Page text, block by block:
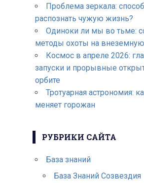
Проблема зеркала:
распознать чужую жизнь?
Одиноки ли мы во тьме:
методы охоты на
Космос в апреле 2026:
запуски и прорывные
орбите
Тротуарная астрономия:
меняет горожан
РУБРИКИ САЙТА
База знаний
База Знаний Созвездия